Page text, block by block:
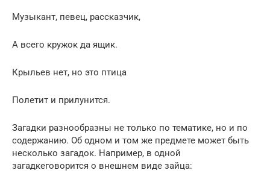
Музыкант, певец, рассказчик,
А всего кружок да ящик.
Крыльев нет, но это птица
Полетит и прилунится.
Загадки разнообразны не только по тематике, но и по
содержанию. Об одном и том же предмете может быть
несколько загадок. Например, в одной
загадкеговорится о внешнем виде зайца: